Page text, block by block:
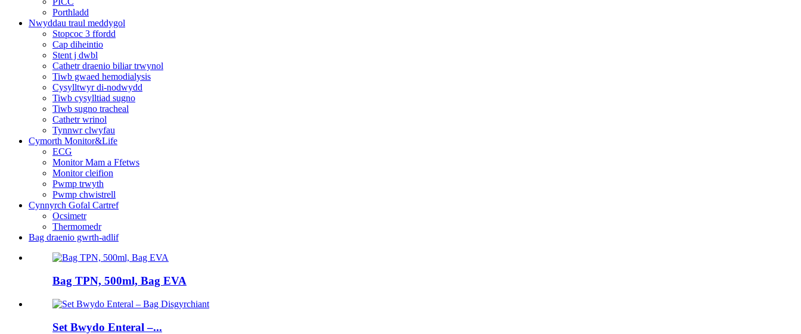
Porthladd
Nwyddau traul meddygol
Stopcoc 3 ffordd
Cap diheintio
Stent j dwbl
Cathetr draenio biliar trwynol
Tiwb gwaed hemodialysis
Cysylltwyr di-nodwydd
Tiwb cysylltiad sugno
Tiwb sugno tracheal
Cathetr wrinol
Tynnwr clwyfau
Cymorth Monitor&Life
ECG
Monitor Mam a Ffetws
Monitor cleifion
Pwmp trwyth
Pwmp chwistrell
Cynnyrch Gofal Cartref
Ocsimetr
Thermomedr
Bag draenio gwrth-adlif
Bag TPN, 500ml, Bag EVA
Set Bwydo Enteral –...